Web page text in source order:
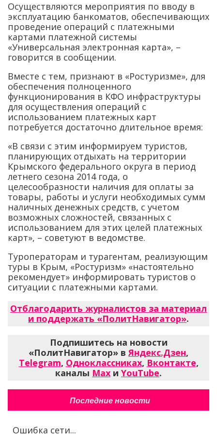
Осуществляются мероприятия по вводу в
эксплуатацию банкоматов, обеспечивающих
проведение операций с платежными
картами платежной системы
«Универсальная электронная карта», –
говорится в сообщении.
Вместе с тем, признают в «Ростуризме», для
обеспечения полноценного
функционирования в КФО инфраструктуры
для осуществления операций с
использованием платежных карт
потребуется достаточно длительное время:
«В связи с этим информируем туристов,
планирующих отдыхать на территории
Крымского федерального округа в период
летнего сезона 2014 года, о
целесообразности наличия для оплаты за
товары, работы и услуги необходимых сумм
наличных денежных средств, с учетом
возможных сложностей, связанных с
использованием для этих целей платежных
карт», – советуют в ведомстве.
Туроператорам и турагентам, реализующим
туры в Крым, «Ростуризм» «настоятельно
рекомендует» информировать туристов о
ситуации с платежными картами.
Отблагодарить журналистов за материал
и поддержать «ПолитНавигатор».
Подпишитесь на новости
«ПолитНавигатор» вЯндекс.Дзен,
Telegram, Одноклассниках, Вконтакте,
каналы Max и YouTube.
Последние новости
Ошибка сети...